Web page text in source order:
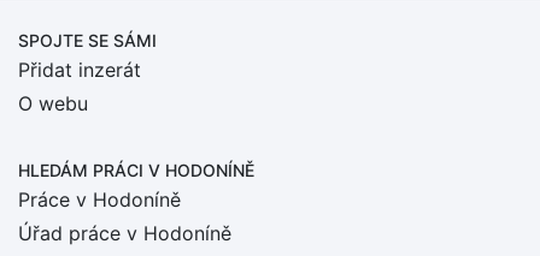
SPOJTE SE SÁMI
Přidat inzerát
O webu
HLEDÁM PRÁCI V HODONÍNĚ
Práce v Hodoníně
Úřad práce v Hodoníně